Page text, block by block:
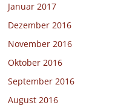
Januar 2017
Dezember 2016
November 2016
Oktober 2016
September 2016
August 2016